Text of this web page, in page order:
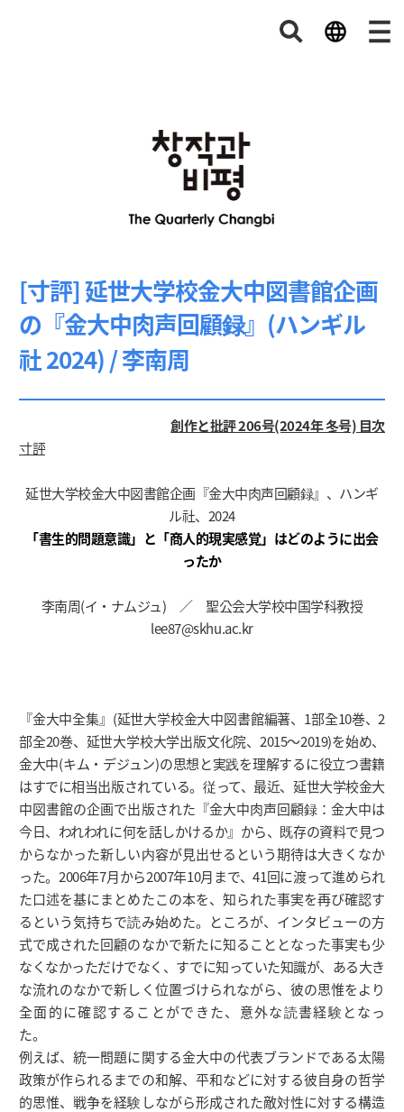
[寸評] 延世大学校金大中図書館企画
の『金大中肉声回顧録』(ハンギル
社 2024) / 李南周
創作と批評 206号(2024年 冬号) 目次
寸評
延世大学校金大中図書館企画『金大中肉声回顧録』、ハンギ
ル社、2024
「書生的問題意識」と「商人的現実感覚」はどのように出会
ったか
李南周(イ・ナムジュ) ／ 聖公会大学校中国学科教授
lee87@skhu.ac.kr
『金大中全集』(延世大学校金大中図書館編著、1部全10巻、2
部全20巻、延世大学校大学出版文化院、2015～2019)を始め、
金大中(キム・デジュン)の思想と実践を理解するに役立つ書籍
はすでに相当出版されている。従って、最近、延世大学校金大
中図書館の企画で出版された『金大中肉声回顧録：金大中は
今日、われわれに何を話しかけるか』から、既存の資料で見つ
からなかった新しい内容が見出せるという期待は大きくなか
った。2006年7月から2007年10月まで、41回に渡って進められ
た口述を基にまとめたこの本を、知られた事実を再び確認す
るという気持ちで読み始めた。ところが、インタビューの方
式で成された回顧のなかで新たに知ることとなった事実も少
なくなかっただけでなく、すでに知っていた知識が、ある大き
な流れのなかで新しく位置づけられながら、彼の思惟をより
全面的に確認することができた、意外な読書経験となっ
た。
例えば、統一問題に関する金大中の代表ブランドである太陽
政策が作られるまでの和解、平和などに対する彼自身の哲学
的思惟、戦争を経験しながら形成された敵対性に対する構造